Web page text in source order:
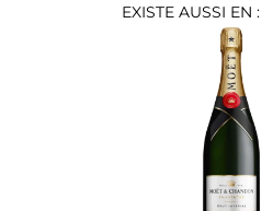
EXISTE AUSSI EN :